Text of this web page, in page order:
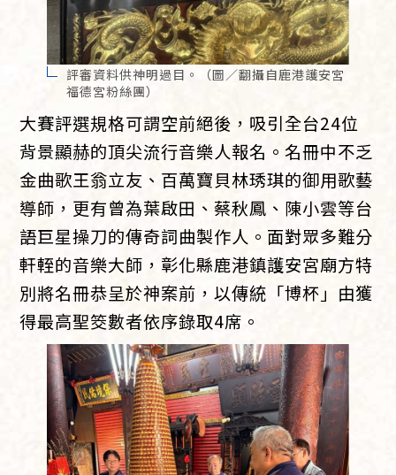
評審資料供神明過目。（圖／翻攝自鹿港護安宮
福德宮粉絲團）
大賽評選規格可謂空前絕後，吸引全台24位
背景顯赫的頂尖流行音樂人報名。名冊中不乏
金曲歌王翁立友、百萬寶貝林琇琪的御用歌藝
導師，更有曾為葉啟田、蔡秋鳳、陳小雲等台
語巨星操刀的傳奇詞曲製作人。面對眾多難分
軒輊的音樂大師，彰化縣鹿港鎮護安宮廟方特
別將名冊恭呈於神案前，以傳統「博杯」由獲
得最高聖筊數者依序錄取4席。